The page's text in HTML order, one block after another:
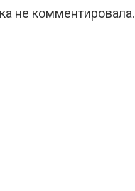
не комментировала.